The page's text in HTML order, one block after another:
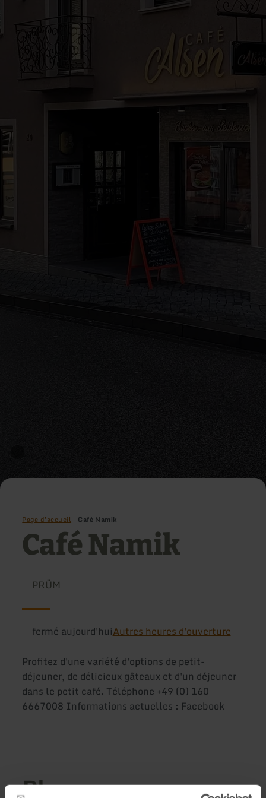
Page d'accueil Café Namik
Café Namik
PRÜM
fermé aujourd'huiAutres heures d'ouverture
Profitez d'une variété d'options de petit-
déjeuner, de délicieux gâteaux et d'un déjeuner
dans le petit café. Téléphone +49 (0) 160
6667008 Informations actuelles : Facebook
Plus